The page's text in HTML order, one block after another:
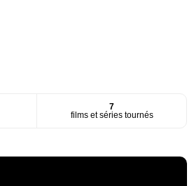
7
films et séries tournés